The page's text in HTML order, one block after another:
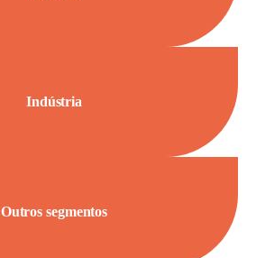
Indústria
Outros segmentos